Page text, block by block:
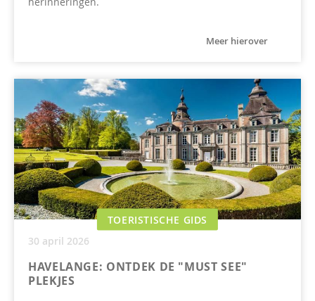
Meer hierover
TOERISTISCHE GIDS
30 april 2026
HAVELANGE: ONTDEK DE "MUST SEE"
PLEKJES